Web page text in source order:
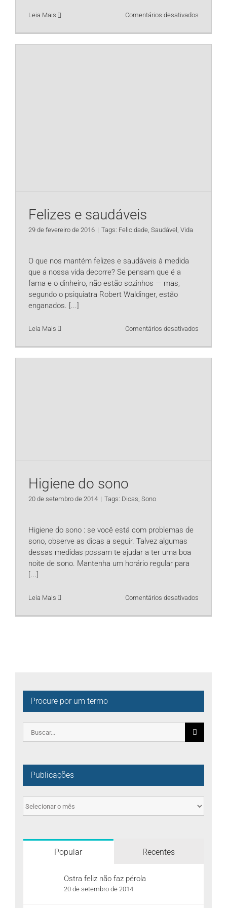
Leia Mais Comentários desativados
e
os
Felizes e saudáveis
29 de fevereiro de 2016 | Tags: Felicidade Saudável Vida
O que nos mantém felizes e saudáveis à medida
que a nossa vida decorre? Se pensam que é a
fama e o dinheiro, não estão sozinhos — mas,
segundo o psiquiatra Robert Waldinger, estão
enganados. [...]
Leia Mais Comentários desativados
e
saudáveis
Higiene do sono
20 de setembro de 2014 | Tags: Dicas Sono
Higiene do sono : se você está com problemas de
sono, observe as dicas a seguir. Talvez algumas
dessas medidas possam te ajudar a ter uma boa
noite de sono. Mantenha um horário regular para
[...]
Leia Mais Comentários desativados
do
Procure por um termo
Publicações
Publicações
Popular Recentes
Ostra feliz não faz pérola
20 de setembro de 2014